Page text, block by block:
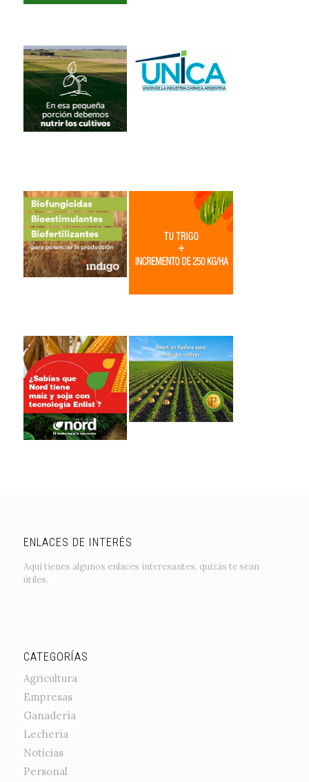
ENLACES DE INTERÉS
Aquí tienes algunos enlaces interesantes, quizás te sean
útiles.
CATEGORÍAS
Agricultura
Empresas
Ganadería
Lechería
Noticias
Personal